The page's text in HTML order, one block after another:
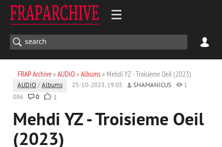
FRAP Archive» AUDIO» Albums» Mehdi YZ - Troisieme Oeil (2023)
AUDIO /Albums 25-10-2023, 19:05 SHAMANICUS
1
086
0 1
Mehdi YZ - Troisieme Oeil
(2023)